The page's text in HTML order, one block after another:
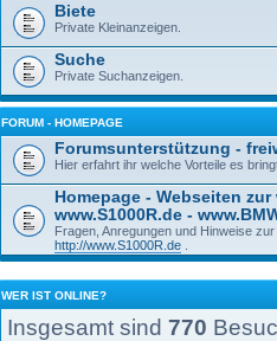
Biete
Private Kleinanzeigen.
Suche
Private Suchanzeigen.
FORUM - HOMEPAGE
Forumsunterstützung -
Hier erfahrt ihr welche Vorteile es
Homepage - Webseiten zur
www.S1000R.de -
Fragen, Anregungen und Hinweise
http://www.S1000R.de
WER IST ONLINE?
Insgesamt sind 770